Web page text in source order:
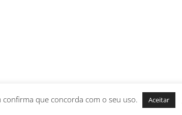
que concorda com o seu uso. Aceitar